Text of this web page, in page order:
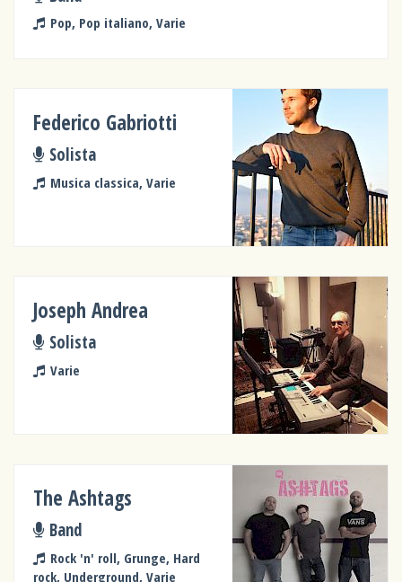
Pop, Pop italiano, Varie
Federico Gabriotti
Solista
Musica classica, Varie
Joseph Andrea
Solista
Varie
The Ashtags
Band
Rock 'n' roll, Grunge, Hard
rock, Underground, Varie